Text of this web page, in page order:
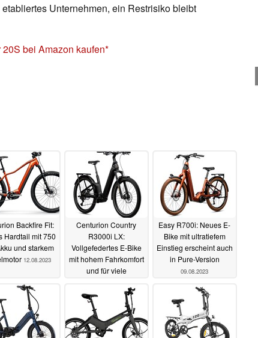
Unternehmen, ein Restrisiko bleibt
bei Amazon kaufen
Backfire Fit:
Hardtail mit 750
und starkem
12.08.2023
Centurion Country
R3000i LX:
Vollgefedertes E-Bike
mit hohem Fahrkomfort
und für viele
10.08.2023
Easy R700i: Neues E-
Bike mit ultratiefem
Einstieg erscheint auch
in Pure-Version
09.08.2023